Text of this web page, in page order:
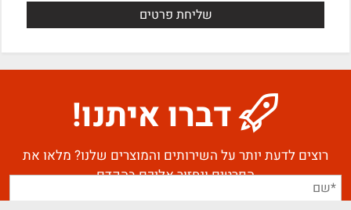
דברו איתנו!
רוצים לדעת יותר על השירותים והמוצרים שלנו? מלאו את
הפרטים ונחזור אליכם בהקדם